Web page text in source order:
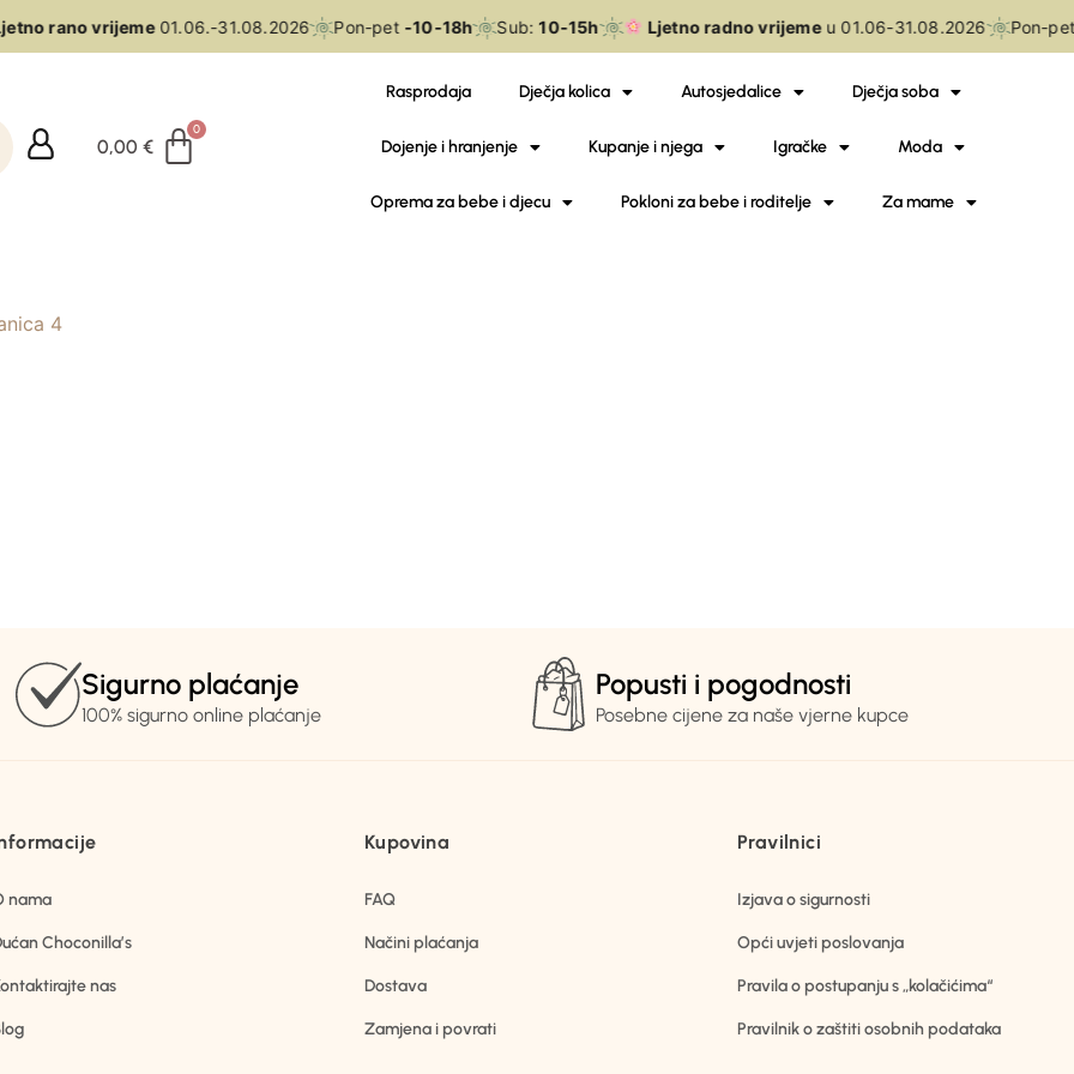
rano vrijeme01.06.-31.08.2026 Pon-pet-10-18h Sub:10-15h Ljetno radno vrijemeu 01.06-31.08.2026 Pon-pet
0,00€
Rasprodaja Dječja kolica Autosjedalice Dječja soba
Dojenje i hranjenje Kupanje i njega Igračke Moda
Oprema za bebe i djecu Pokloni za bebe i roditelje Za mame
4
Sigurno plaćanje
100% sigurno online plaćanje
Popusti i pogodnosti
Posebne cijene za naše vjerne kupce
nama
Choconilla’s
nas
Kupovina
FAQ
Načini plaćanja
Dostava
Zamjena i povrati
Pravilnici
Izjava o sigurnosti
Opći uvjeti poslovanja
Pravila o postupanju s „kolačićima“
Pravilnik o zaštiti osobnih podataka